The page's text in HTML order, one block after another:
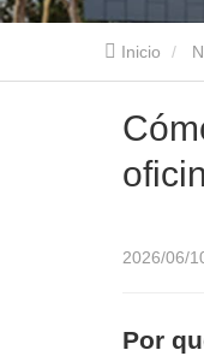
Inicio
2026/06/
Por